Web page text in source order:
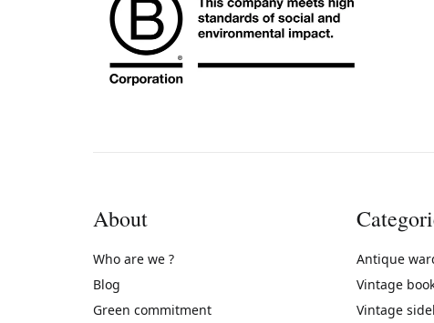
About
Who are we ?
Blog
Green commitment
Antique
Vintage
Vintage